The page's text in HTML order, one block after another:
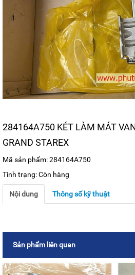
284164A750 KÉT LÀM MÁT
GRAND STAREX
Mã sản phẩm: 284164A750
Tình trạng: Còn hàng
Nội dung Thông số kỹ thuật
Sản phẩm liên quan